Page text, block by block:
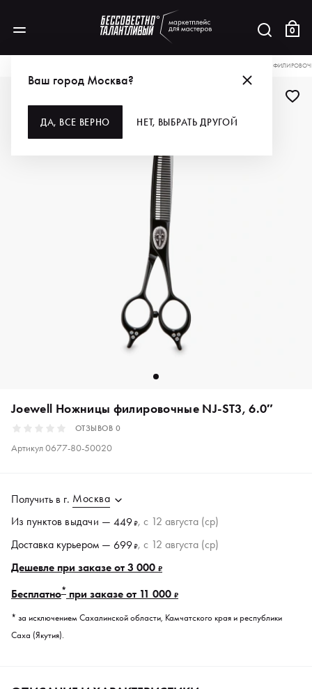
0
Ваш город Москва?
ДА, ВСЕ ВЕРНО НЕТ, ВЫБРАТЬ ДРУГОЙ
JOEWELL НОЖНИЦЫ
Joewell Ножницы филировочные NJ-ST3, 6.0″
ОТЗЫВОВ 0
Артикул0677-80-50020
Получить в г. Москва
Из пунктов выдачи — 449₽, c 12 августа (ср)
Доставка курьером — 699₽, c 12 августа (ср)
Дешевле при заказе от 3 000 ₽
Бесплатно* при заказе от 11 000 ₽
* за исключением Сахалинской области, Камчатского края и республики
Саха (Якутия).